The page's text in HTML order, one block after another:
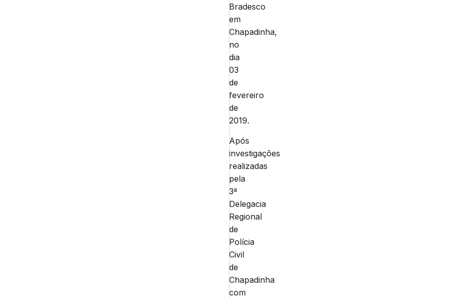
Bradesco
em
Chapadinha,
no
dia
03
de
fevereiro
de
2019.
Após
investigações
realizadas
pela
3ª
Delegacia
Regional
de
Polícia
Civil
de
Chapadinha
com